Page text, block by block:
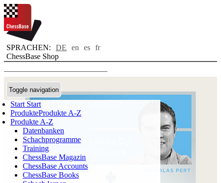
SPRACHEN: DE en es fr
ChessBase Shop
Toggle navigation
Start Start
ProdukteProdukte A-Z
Produkte A-Z
Datenbanken
Schachprogramme
Training
ChessBase Magazin
ChessBase Accounts
ChessBase Books